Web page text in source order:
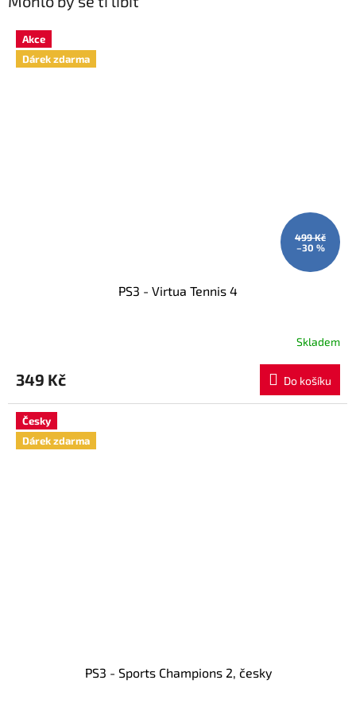
Akce
Dárek zdarma
499 Kč
–30 %
PS3 - Virtua Tennis 4
Skladem
349 Kč Do košíku
Česky
Dárek zdarma
PS3 - Sports Champions 2, česky